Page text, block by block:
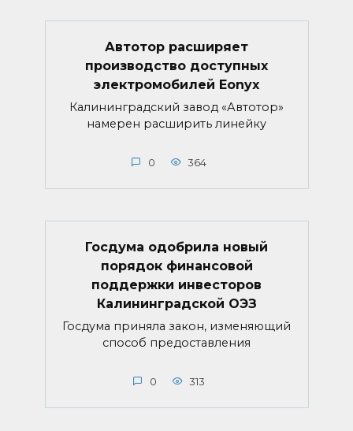
Автотор расширяет
производство доступных
электромобилей Eonyx
Калининградский завод «Автотор»
намерен расширить линейку
0 364
Госдума одобрила новый
порядок финансовой
поддержки инвесторов
Калининградской ОЭЗ
Госдума приняла закон, изменяющий
способ предоставления
0 313